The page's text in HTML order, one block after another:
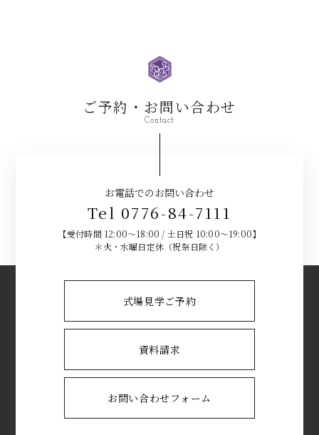
ご予約・お問い合わせ
Contact
お電話でのお問い合わせ
Tel 0776-84-7111
【受付時間 12:00～18:00 / 土日祝 10:00～19:00】
＊火・水曜日定休（祝祭日除く）
式場見学ご予約
資料請求
お問い合わせフォーム